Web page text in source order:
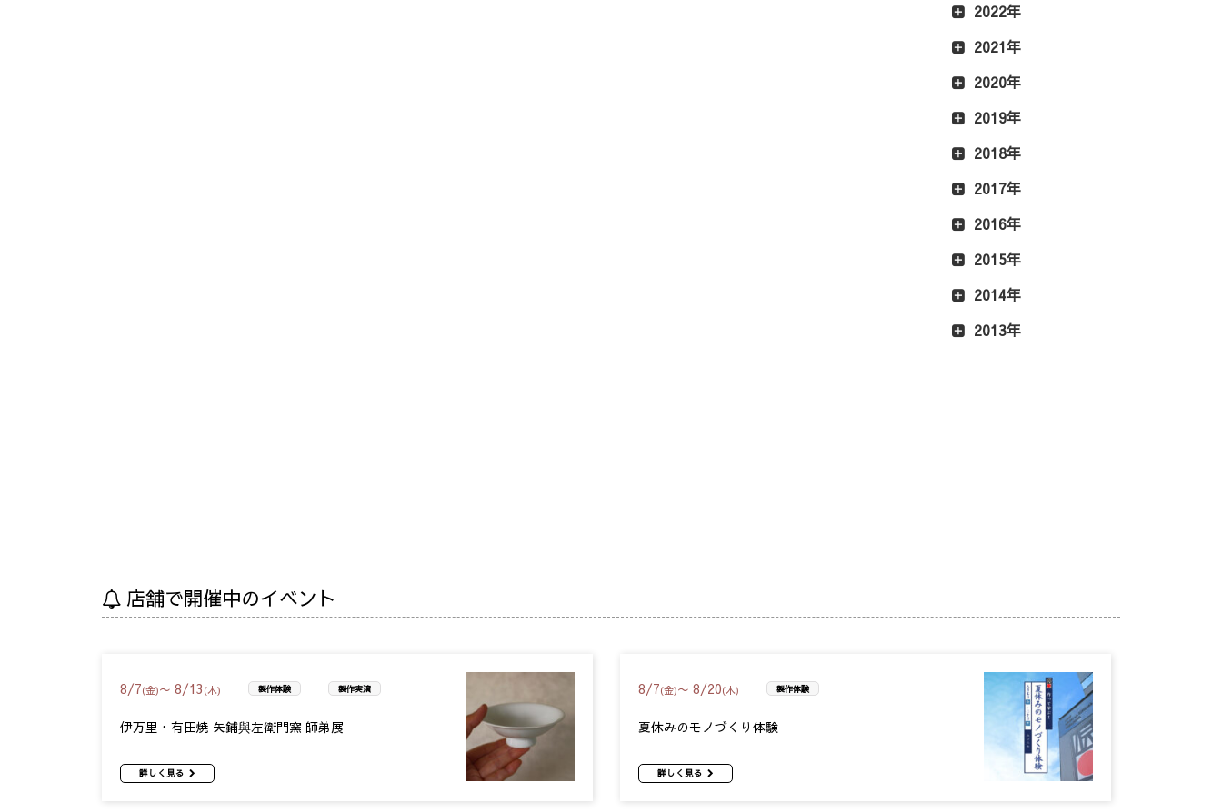
2022年
2021年
2020年
2019年
2018年
2017年
2016年
2015年
2014年
2013年
店舗で開催中のイベント
8/7(金)〜 8/13 (木) 製作体験 製作実演
伊万里・有田焼 矢鋪與左衛門窯 師弟展
詳しく見る
8/7(金)〜 8/20(木) 製作体験
夏休みのモノづくり体験
詳しく見る